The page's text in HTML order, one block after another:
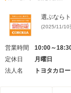
選ぶなら
(2025/11/10
営業時間
10:00～
定休日
月曜日
法人名
トヨタカロ